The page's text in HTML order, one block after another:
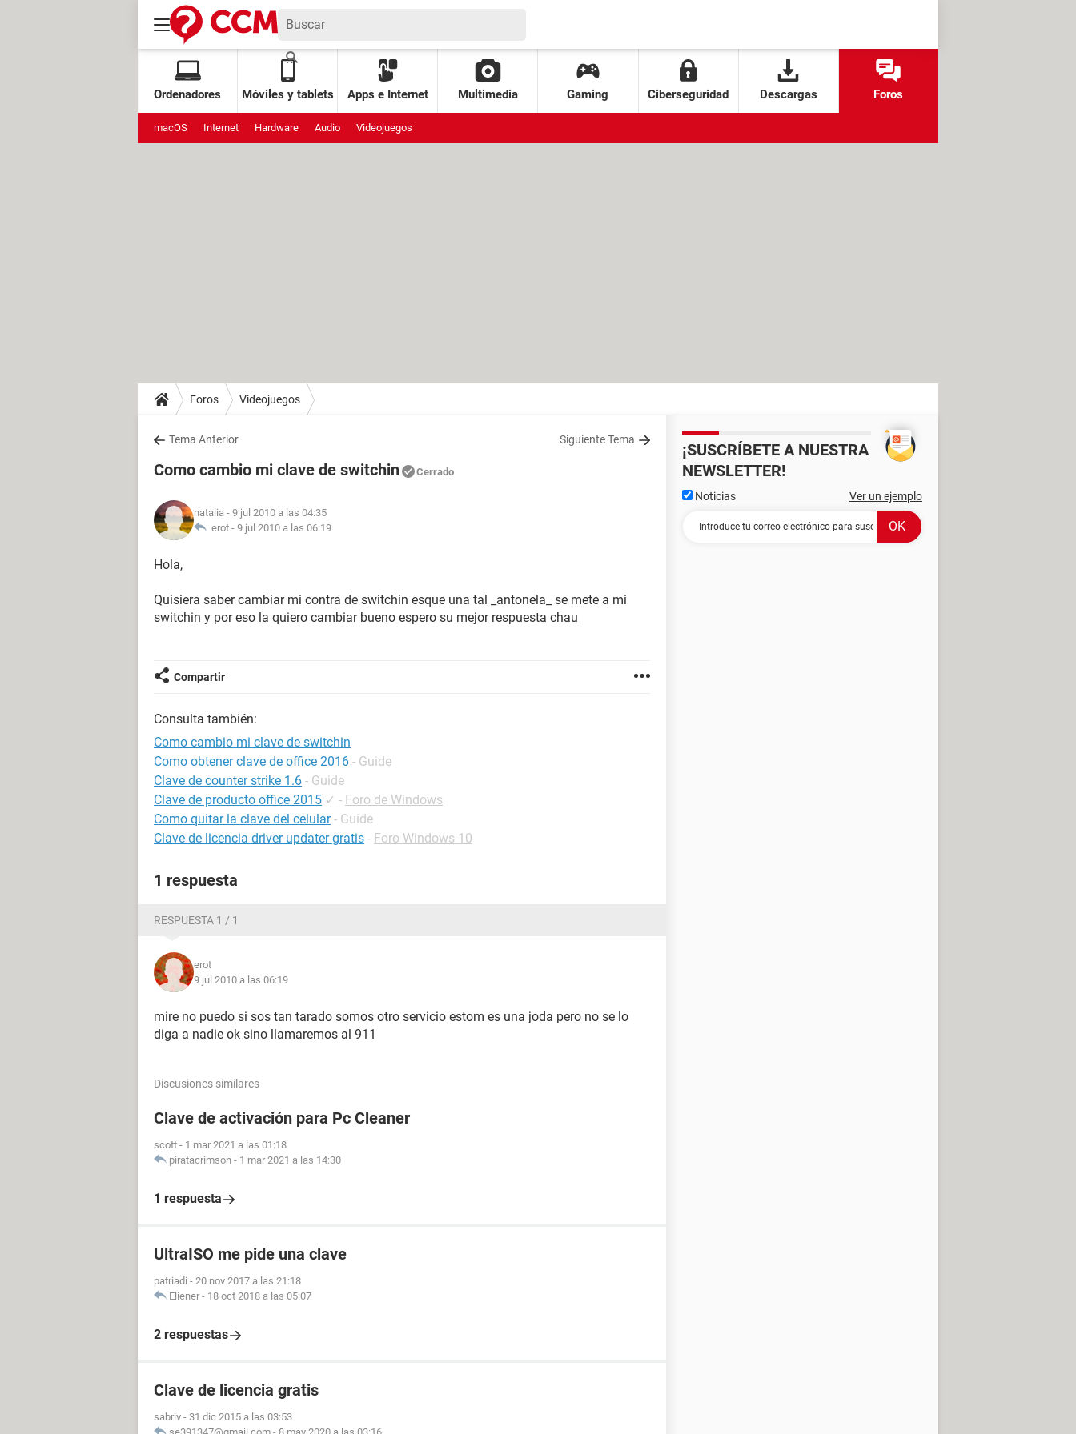
Ordenadores Móviles y tablets Apps e Internet Multimedia Gaming Ciberseguridad Descargas Foros
macOS Internet Hardware Audio Videojuegos
Foros Videojuegos
Tema Anterior Siguiente Tema
Como cambio mi clave de switchin Cerrado
natalia - 9 jul 2010 a las 04:35
erot - 9 jul 2010 a las 06:19
Hola,
Quisiera saber cambiar mi contra de switchin esque una tal _antonela_ se mete a mi
switchin y por eso la quiero cambiar bueno espero su mejor respuesta chau
Compartir
Consulta también:
Como cambio mi clave de switchin
Como obtener clave de office 2016 - Guide
Clave de counter strike 1.6 - Guide
Clave de producto office 2015 ✓ - Foro de Windows
Como quitar la clave del celular - Guide
Clave de licencia driver updater gratis - Foro Windows 10
1 respuesta
RESPUESTA 1 / 1
erot
9 jul 2010 a las 06:19
mire no puedo si sos tan tarado somos otro servicio estom es una joda pero no se lo
diga a nadie ok sino llamaremos al 911
Discusiones similares
Clave de activación para Pc Cleaner
scott - 1 mar 2021 a las 01:18
piratacrimson - 1 mar 2021 a las 14:30
1 respuesta
UltraISO me pide una clave
patriadi - 20 nov 2017 a las 21:18
Eliener - 18 oct 2018 a las 05:07
2 respuestas
Clave de licencia gratis
sabriv - 31 dic 2015 a las 03:53
¡SUSCRÍBETE A NUESTRA
NEWSLETTER!
Noticias Ver un ejemplo